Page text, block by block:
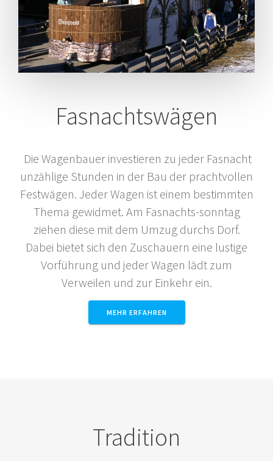
Fasnachtswägen
Die Wagenbauer investieren zu jeder Fasnacht
unzählige Stunden in der Bau der prachtvollen
Festwägen. Jeder Wagen ist einem bestimmten
Thema gewidmet. Am Fasnachts-sonntag
ziehen diese mit dem Umzug durchs Dorf.
Dabei bietet sich den Zuschauern eine lustige
Vorführung und jeder Wagen lädt zum
Verweilen und zur Einkehr ein.
MEHR ERFAHREN
Tradition